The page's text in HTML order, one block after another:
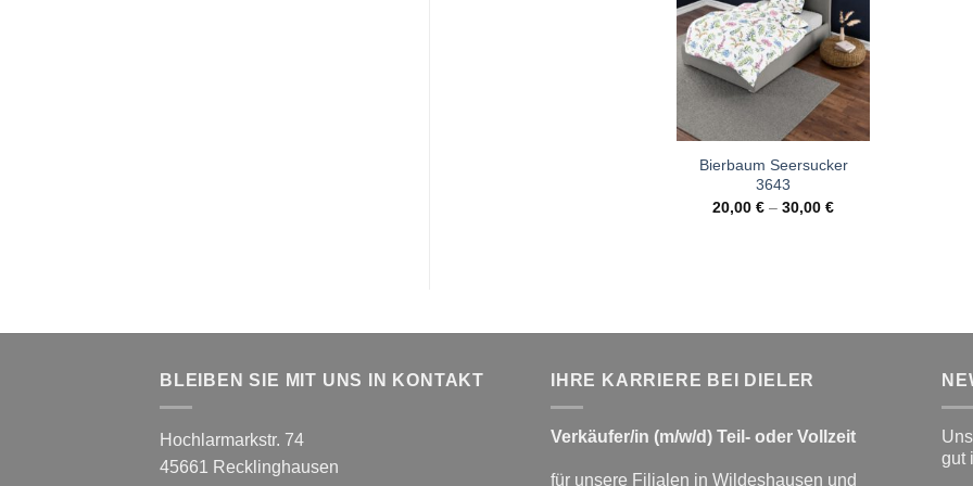
Bierbaum Seersucker
3643
20,00€ –30,00€
BLEIBEN SIE MIT UNS IN KONTAKT
Hochlarmarkstr. 74
45661 Recklinghausen
IHRE KARRIERE BEI DIELER
Verkäufer/in (m/w/d) Teil- oder Vollzeit
für unsere Filialen in Wildeshausen und
gut